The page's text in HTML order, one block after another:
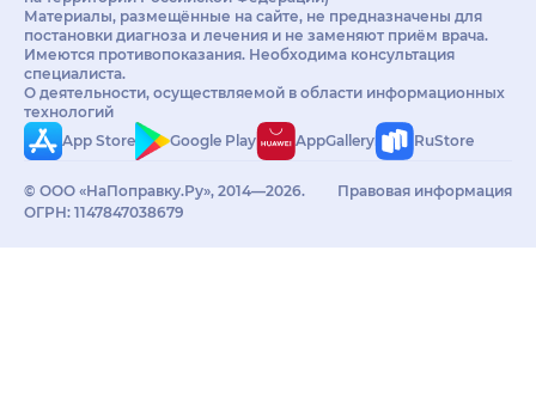
Материалы, размещённые на сайте, не предназначены для
постановки диагноза и лечения и не заменяют приём врача.
Имеются противопоказания. Необходима консультация
специалиста.
О деятельности, осуществляемой в области информационных
технологий
App Store
Google Play AppGallery RuStore
© ООО «НаПоправку.Ру», 2014—2026.
ОГРН: 1147847038679
Правовая информация